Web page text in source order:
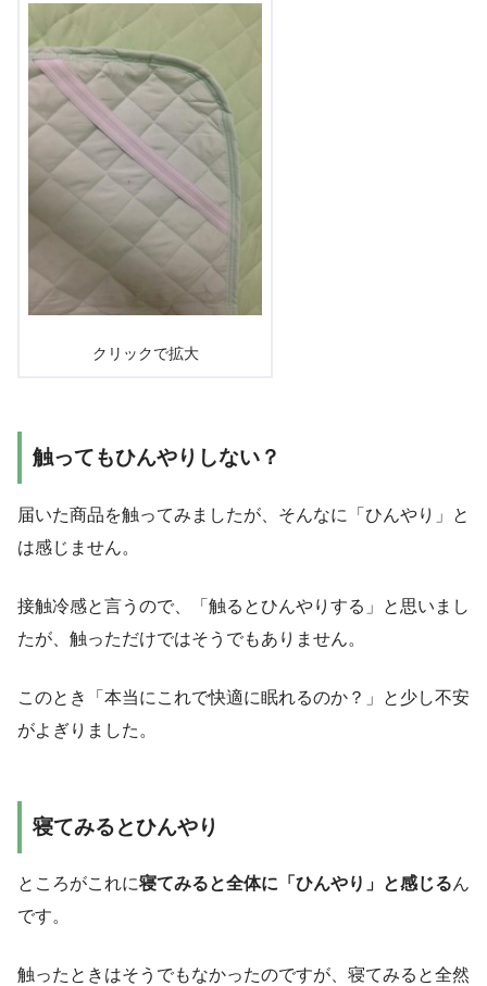
クリックで拡大
触ってもひんやりしない？
届いた商品を触ってみましたが、そんなに「ひんやり」と
は感じません。
接触冷感と言うので、「触るとひんやりする」と思いまし
たが、触っただけではそうでもありません。
このとき「本当にこれで快適に眠れるのか？」と少し不安
がよぎりました。
寝てみるとひんやり
ところがこれに寝てみると全体に「ひんやり」と感じるん
です。
触ったときはそうでもなかったのですが、寝てみると全然